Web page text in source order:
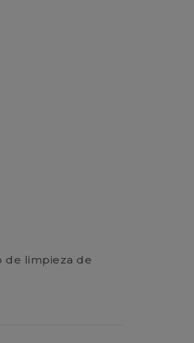
de limpieza de